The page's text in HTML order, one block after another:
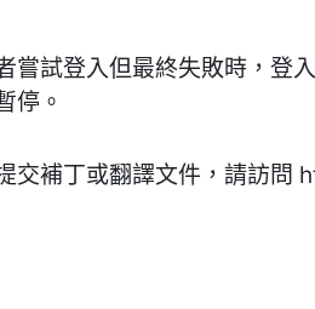
嘗試登入但最終失敗時，登
停。
交補丁或翻譯文件，請訪